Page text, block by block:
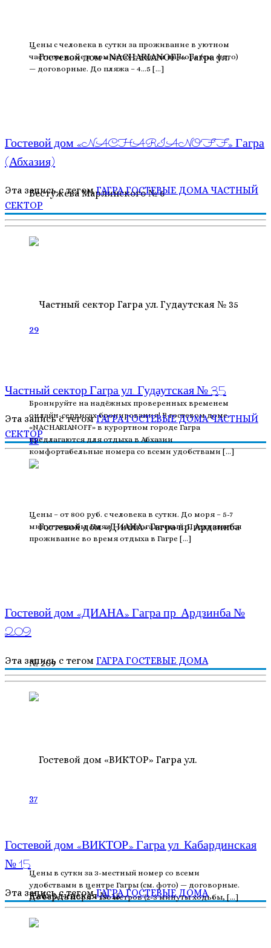
Цены с человека в сутки за проживание в уютном
частном доме в комнатах с видом на море (см. фото)
— договорные. До пляжа – 4…5 […]
29
Бронируйте на надёжных проверенных временем
онлайн-сервисах бронирования! В гостевом доме
«NACHARIANOFF» в курортном городе Гагра
предлагаются для отдыха в Абхазии
комфортабельные номера со всеми удобствами […]
Гостевой дом «NACHARIANOFF» Гагра
(Абхазия)
Эта запись с тегомГАГРАГОСТЕВЫЕ ДОМАЧАСТНЫЙ
СЕКТОР
18
Цены – от 800 руб. с человека в сутки. До моря – 5-7
минут ходьбы. Пляж – мелкогалечный. Предлагается
проживание во время отдыха в Гагре […]
Частный сектор Гагра ул. Гудаутская № 35
Эта запись с тегомГАГРАГОСТЕВЫЕ ДОМАЧАСТНЫЙ
СЕКТОР
37
Цены в сутки за 3-местный номер со всеми
удобствами в центре Гагры (см. фото) — договорные.
До берега моря – 150 метров (2-3 минуты ходьбы, […]
Гостевой дом «ДИАНА» Гагра пр. Ардзинба №
209
Эта запись с тегом ГАГРА ГОСТЕВЫЕ ДОМА
Гостевой дом «ВИКТОР» Гагра ул. Кабардинская
№ 15
Эта запись с тегомГАГРА ГОСТЕВЫЕ ДОМА